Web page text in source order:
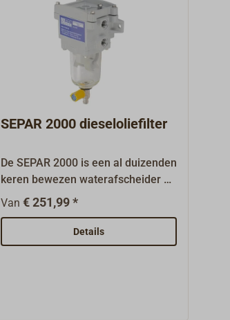
SEPAR 2000 dieseloliefilter
De SEPAR 2000 is een al duizenden
keren bewezen waterafscheider en
filter voor dieselolie.Door een
gepatenteerd meervoudig
centrifugaalsysteem worden
water- en vuildeeltjes effectief
Van € 251,99 *
Details